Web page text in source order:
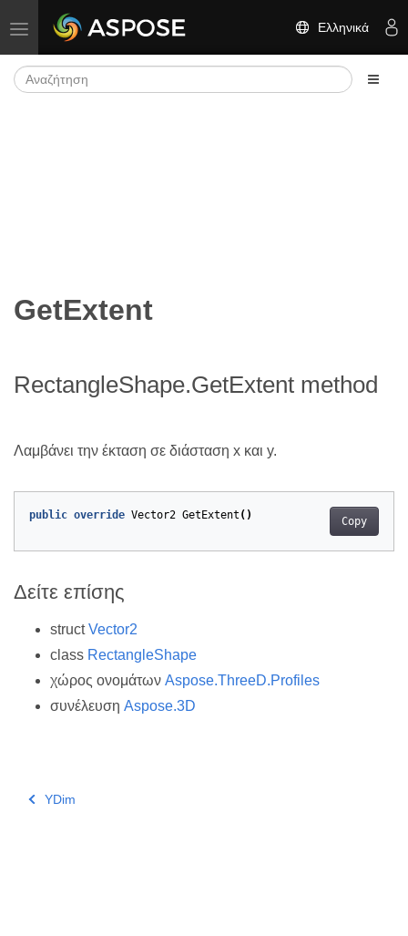
Εναλλαγή πλοήγησης Ελληνικά
GetExtent
RectangleShape.GetExtent method
Λαμβάνει την έκταση σε διάσταση x και y.
Copy
public override Vector2 GetExtent ()
Δείτε επίσης
structVector2
class RectangleShape
χώρος ονομάτων Aspose.ThreeD.Profiles
συνέλευση Aspose.3D
YDim